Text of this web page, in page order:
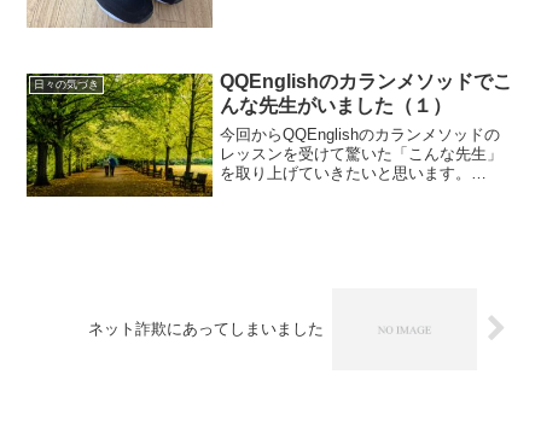
日々の気づき
QQEnglishのカランメソッドでこ
んな先生がいました（１）
今回からQQEnglishのカランメソッドの
レッスンを受けて驚いた「こんな先生」
を取り上げていきたいと思います。
ネット詐欺にあってしまいました